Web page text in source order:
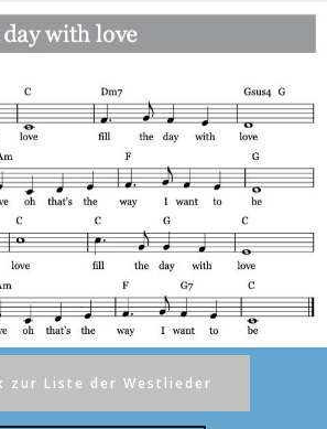
zur Liste der Westlieder